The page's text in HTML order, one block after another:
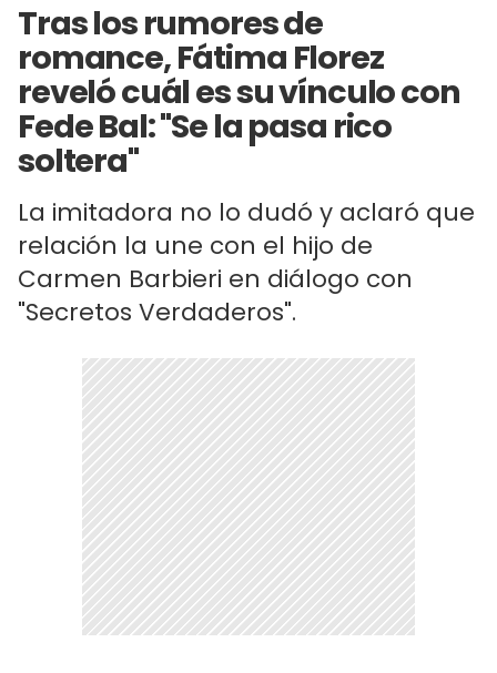
Tras los rumores de
romance, Fátima Florez
reveló cuál es su vínculo con
Fede Bal: "Se la pasa rico
soltera"
La imitadora no lo dudó y aclaró que
relación la une con el hijo de
Carmen Barbieri en diálogo con
"Secretos Verdaderos".